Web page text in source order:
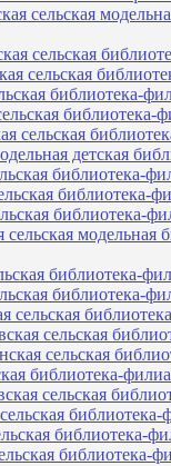
сельская
сельская
сельская
библиотека-
библиотека-
сельская
детская
библиотека-
библиотека-
библиотека-
сельская модельная
библиотека-
библиотека-
сельская
сельская
сельская
библиотека-
сельская
библиотека-
библиотека-